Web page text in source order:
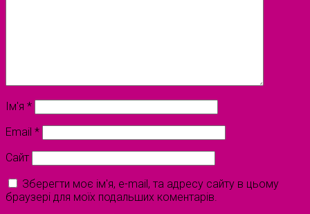
Ім'я *
Email *
Сайт
Зберегти моє ім'я, e-mail, та адресу сайту в цьому
браузері для моїх подальших коментарів.